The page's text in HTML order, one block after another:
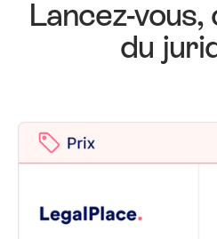
Lancez-vous,
du